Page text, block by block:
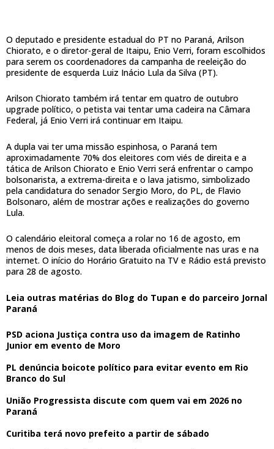
O deputado e presidente estadual do PT no Paraná, Arilson
Chiorato, e o diretor-geral de Itaipu, Enio Verri, foram escolhidos
para serem os coordenadores da campanha de reeleição do
presidente de esquerda Luiz Inácio Lula da Silva (PT).
Arilson Chiorato também irá tentar em quatro de outubro
upgrade político, o petista vai tentar uma cadeira na Câmara
Federal, já Enio Verri irá continuar em Itaipu.
A dupla vai ter uma missão espinhosa, o Paraná tem
aproximadamente 70% dos eleitores com viés de direita e a
tática de Arilson Chiorato e Enio Verri será enfrentar o campo
bolsonarista, a extrema-direita e o lava jatismo, simbolizado
pela candidatura do senador Sergio Moro, do PL, de Flavio
Bolsonaro, além de mostrar ações e realizações do governo
Lula.
O calendário eleitoral começa a rolar no 16 de agosto, em
menos de dois meses, data liberada oficialmente nas uras e na
internet. O início do Horário Gratuito na TV e Rádio está previsto
para 28 de agosto.
Leia outras matérias do Blog do Tupan e do parceiro Jornal
Paraná
PSD aciona Justiça contra uso da imagem de Ratinho
Junior em evento de Moro
PL denúncia boicote político para evitar evento em Rio
Branco do Sul
União Progressista discute com quem vai em 2026 no
Paraná
Curitiba terá novo prefeito a partir de sábado